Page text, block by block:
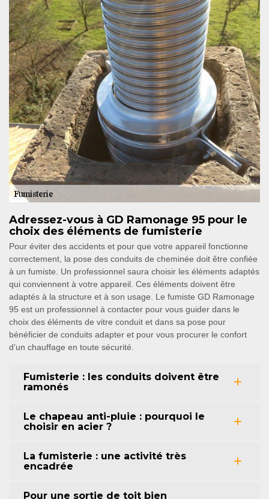
Adressez-vous à GD Ramonage 95 pour le
choix des éléments de fumisterie
Pour éviter des accidents et pour que votre appareil fonctionne
correctement, la pose des conduits de cheminée doit être confiée
à un fumiste. Un professionnel saura choisir les éléments adaptés
qui conviennent à votre appareil. Ces éléments doivent être
adaptés à la structure et à son usage. Le fumiste GD Ramonage
95 est un professionnel à contacter pour vous guider dans le
choix des éléments de vitre conduit et dans sa pose pour
bénéficier de conduits adapter et pour vous procurer le confort
d’un chauffage en toute sécurité.
Fumisterie : les conduits doivent être
ramonés
Le chapeau anti-pluie : pourquoi le
choisir en acier ?
La fumisterie : une activité très
encadrée
Pour une sortie de toit bien